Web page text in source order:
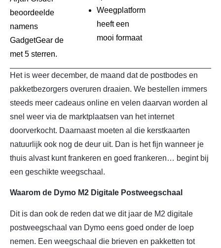
beoordeelde
namens
GadgetGear de
met 5 sterren.
Weegplatform
heeft een
mooi formaat
Het is weer december, de maand dat de postbodes en
pakketbezorgers overuren draaien. We bestellen immers
steeds meer cadeaus online en velen daarvan worden al
snel weer via de marktplaatsen van het internet
doorverkocht. Daarnaast moeten al die kerstkaarten
natuurlijk ook nog de deur uit. Dan is het fijn wanneer je
thuis alvast kunt frankeren en goed frankeren… begint bij
een geschikte weegschaal.
Waarom de Dymo M2 Digitale Postweegschaal
Dit is dan ook de reden dat we dit jaar de M2 digitale
postweegschaal van Dymo eens goed onder de loep
nemen. Een weegschaal die brieven en pakketten tot